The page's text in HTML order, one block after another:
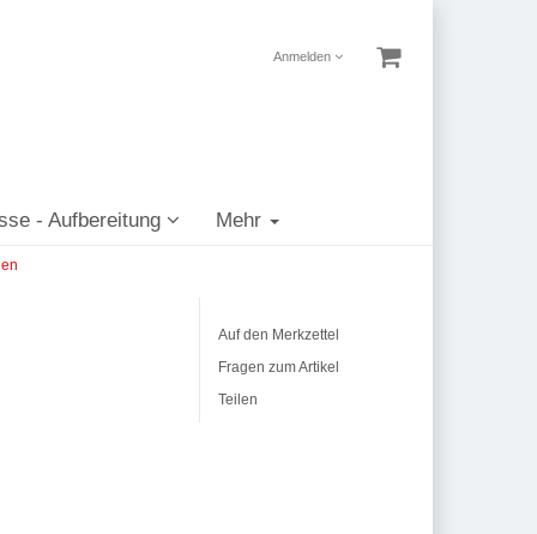
Anmelden
- Aufbereitung Mehr
Auf den Merkzettel
Fragen zum Artikel
Teilen